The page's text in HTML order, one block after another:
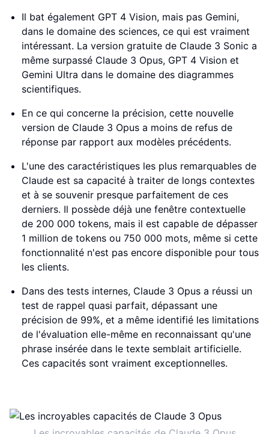
Il bat également GPT 4 Vision, mais pas Gemini,
dans le domaine des sciences, ce qui est vraiment
intéressant. La version gratuite de Claude 3 Sonic a
même surpassé Claude 3 Opus, GPT 4 Vision et
Gemini Ultra dans le domaine des diagrammes
scientifiques.
En ce qui concerne la précision, cette nouvelle
version de Claude 3 Opus a moins de refus de
réponse par rapport aux modèles précédents.
L'une des caractéristiques les plus remarquables de
Claude est sa capacité à traiter de longs contextes
et à se souvenir presque parfaitement de ces
derniers. Il possède déjà une fenêtre contextuelle
de 200 000 tokens, mais il est capable de dépasser
1 million de tokens ou 750 000 mots, même si cette
fonctionnalité n'est pas encore disponible pour tous
les clients.
Dans des tests internes, Claude 3 Opus a réussi un
test de rappel quasi parfait, dépassant une
précision de 99%, et a même identifié les limitations
de l'évaluation elle-même en reconnaissant qu'une
phrase insérée dans le texte semblait artificielle.
Ces capacités sont vraiment exceptionnelles.